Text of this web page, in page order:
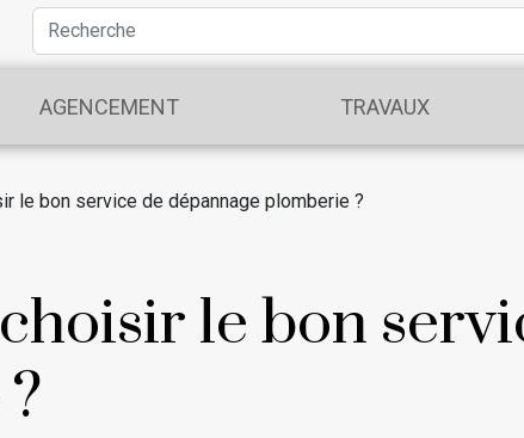
AGENCEMENT TRAVAUX
le bon service de dépannage plomberie ?
le bon